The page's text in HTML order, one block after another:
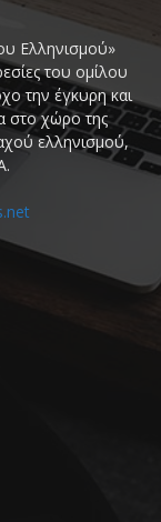
Ελληνισμού»
του ομίλου
την έγκυρη και
στο χώρο της
ελληνισμού,